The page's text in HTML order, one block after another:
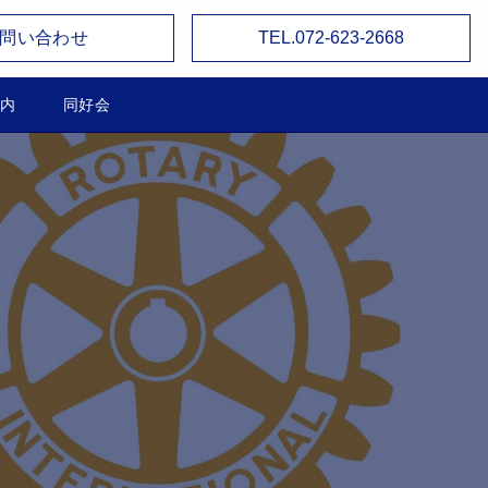
い合わせ TEL.072-623-2668
同好会